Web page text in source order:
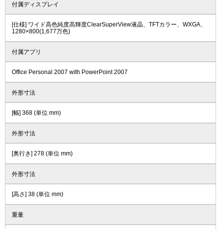
付属ディスプレイ
[仕様] ワイド高色純度高輝度ClearSuperView液晶、TFTカラー、WXGA、
1280×800(1,677万色)
付属アプリ
Office Personal 2007 with PowerPoint 2007
外形寸法
[幅] 368 (単位 mm)
外形寸法
[奥行き] 278 (単位 mm)
外形寸法
[高さ] 38 (単位 mm)
重量